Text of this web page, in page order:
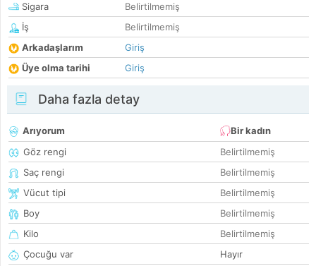
Sigara
Belirtilmemiş
İş
Belirtilmemiş
Arkadaşlarım
Giriş
Üye olma tarihi
Giriş
Daha fazla detay
Arıyorum
Bir kadın
Göz rengi
Belirtilmemiş
Saç rengi
Belirtilmemiş
Vücut tipi
Belirtilmemiş
Boy
Belirtilmemiş
Kilo
Belirtilmemiş
Çocuğu var
Hayır